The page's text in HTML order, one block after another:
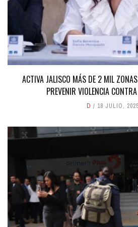
ACTIVA JALISCO MÁS DE 2 MIL
PREVENIR VIOLENCIA
D 18 JULIO,